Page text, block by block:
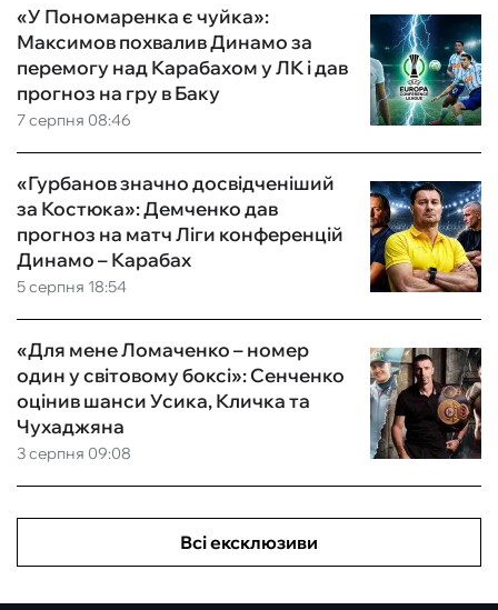
7 серпня 08:46
«У Пономаренка є чуйка»:
Максимов похвалив Динамо за
перемогу над Карабахом у ЛК і дав
прогноз на гру в Баку
5 серпня 18:54
«Гурбанов значно досвідченіший
за Костюка»: Демченко дав
прогноз на матч Ліги конференцій
Динамо – Карабах
3 серпня 09:08
«Для мене Ломаченко – номер
один у світовому боксі»: Сенченко
оцінив шанси Усика, Кличка та
Чухаджяна
Всі ексклюзиви